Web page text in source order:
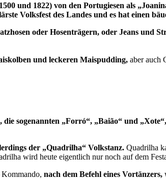
und 1822) von den Portugiesen als
Volksfest des Landes und es hat einen
oder Hosenträgern, oder Jeans und
und leckeren Maispudding, aber auch
sogenannten „Forró“, „Baião“ und
der „Quadrilha“ Volkstanz. Quadrilha
wird heute eigentlich nur noch auf dem
nach dem Befehl eines Vortänzers,